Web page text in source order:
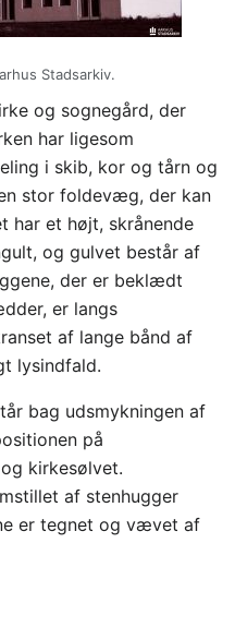
Stadsarkiv.
og sognegård, der
har ligesom
i skib, kor og tårn og
stor foldevæg, der kan
har et højt, skrånende
og gulvet består af
der er beklædt
er langs
af lange bånd af
lysindfald.
bag udsmykningen af
på
kirkesølvet.
af stenhugger
er tegnet og vævet af